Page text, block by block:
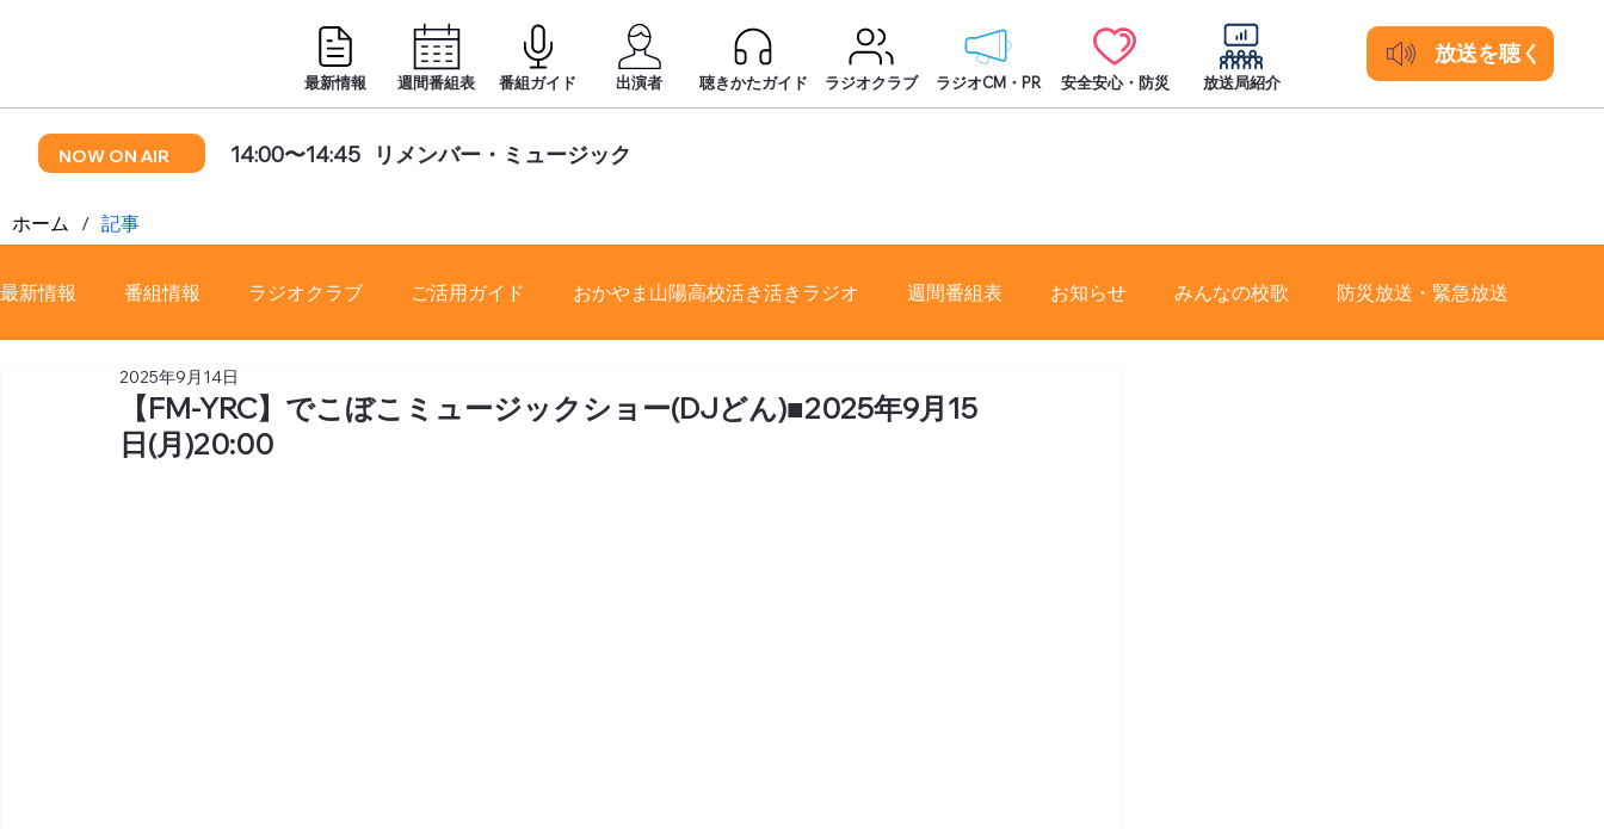
ホーム / 記事
NOW ON AIR 14:00〜14:45 リメンバー・ミュージック
最新情報 週間番組表 番組ガイド 出演者 聴きかたガイド ラジオクラブ ラジオCM・PR 安全安心・防災 放送局紹介
放送を聴く
最新情報 番組情報 ラジオクラブ ご活用ガイド おかやま山陽高校活き活きラジオ 週間番組表 お知らせ みんなの校歌 防災放送・緊急放送
番組審議会
【FM-YRC】でこぼこミュージックショー(DJどん)■2025年9月15
日(月)20:00
2025年9月14日